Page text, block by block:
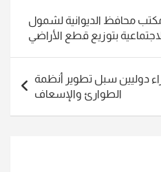
محافظ الديوانية لشمول
بتوزيع قطع الأراضي
دوليين سبل تطوير أنظمة
الطوارئ والإسعاف